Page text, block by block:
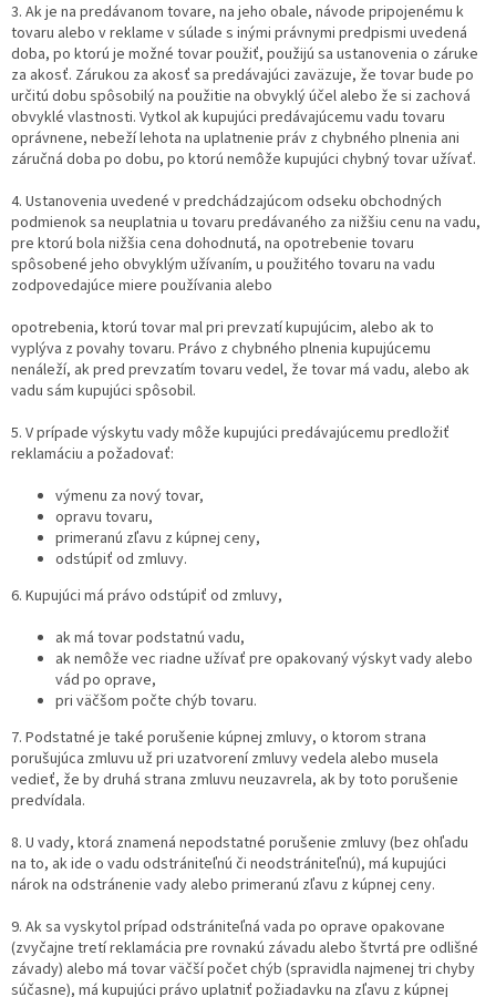
3. Ak je na predávanom tovare, na jeho obale, návode pripojenému k
tovaru alebo v reklame v súlade s inými právnymi predpismi uvedená
doba, po ktorú je možné tovar použiť, použijú sa ustanovenia o záruke
za akosť. Zárukou za akosť sa predávajúci zaväzuje, že tovar bude po
určitú dobu spôsobilý na použitie na obvyklý účel alebo že si zachová
obvyklé vlastnosti. Vytkol ak kupujúci predávajúcemu vadu tovaru
oprávnene, nebeží lehota na uplatnenie práv z chybného plnenia ani
záručná doba po dobu, po ktorú nemôže kupujúci chybný tovar užívať.
4. Ustanovenia uvedené v predchádzajúcom odseku obchodných
podmienok sa neuplatnia u tovaru predávaného za nižšiu cenu na vadu,
pre ktorú bola nižšia cena dohodnutá, na opotrebenie tovaru
spôsobené jeho obvyklým užívaním, u použitého tovaru na vadu
zodpovedajúce miere používania alebo
opotrebenia, ktorú tovar mal pri prevzatí kupujúcim, alebo ak to
vyplýva z povahy tovaru. Právo z chybného plnenia kupujúcemu
nenáleží, ak pred prevzatím tovaru vedel, že tovar má vadu, alebo ak
vadu sám kupujúci spôsobil.
5. V prípade výskytu vady môže kupujúci predávajúcemu predložiť
reklamáciu a požadovať:
výmenu za nový tovar,
opravu tovaru,
primeranú zľavu z kúpnej ceny,
odstúpiť od zmluvy.
6. Kupujúci má právo odstúpiť od zmluvy,
ak má tovar podstatnú vadu,
ak nemôže vec riadne užívať pre opakovaný výskyt vady alebo
vád po oprave,
pri väčšom počte chýb tovaru.
7. Podstatné je také porušenie kúpnej zmluvy, o ktorom strana
porušujúca zmluvu už pri uzatvorení zmluvy vedela alebo musela
vedieť, že by druhá strana zmluvu neuzavrela, ak by toto porušenie
predvídala.
8. U vady, ktorá znamená nepodstatné porušenie zmluvy (bez ohľadu
na to, ak ide o vadu odstrániteľnú či neodstrániteľnú), má kupujúci
nárok na odstránenie vady alebo primeranú zľavu z kúpnej ceny.
9. Ak sa vyskytol prípad odstrániteľná vada po oprave opakovane
(zvyčajne tretí reklamácia pre rovnakú závadu alebo štvrtá pre odlišné
závady) alebo má tovar väčší počet chýb (spravidla najmenej tri chyby
súčasne), má kupujúci právo uplatniť požiadavku na zľavu z kúpnej